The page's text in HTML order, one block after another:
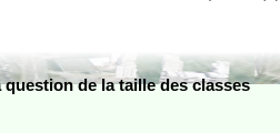
de la taille des classes